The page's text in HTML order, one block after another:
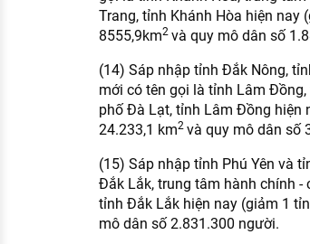
Trang, tỉnh Khánh Hòa hiện nay
8555,9km2 và quy mô dân số
(14) Sáp nhập tỉnh Đắk Nông,
mới có tên gọi là tỉnh Lâm
phố Đà Lạt, tỉnh Lâm Đồng hiện
24.233,1 km2 và quy mô dân số
(15) Sáp nhập tỉnh Phú Yên và
Đắk Lắk, trung tâm hành chính
tỉnh Đắk Lắk hiện nay (giảm 1
mô dân số 2.831.300 người.